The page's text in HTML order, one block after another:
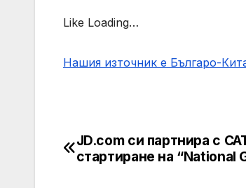
Like Loading…
Нашия източник е Българо-
Post
JD.com си партнира с
стартиране на “National